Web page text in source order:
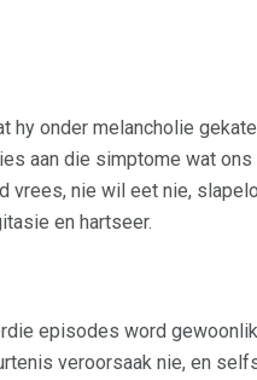
hy onder melancholie
aan die simptome wat ons
vrees, nie wil eet nie,
en hartseer.
episodes word gewoonlik
veroorsaak nie, en